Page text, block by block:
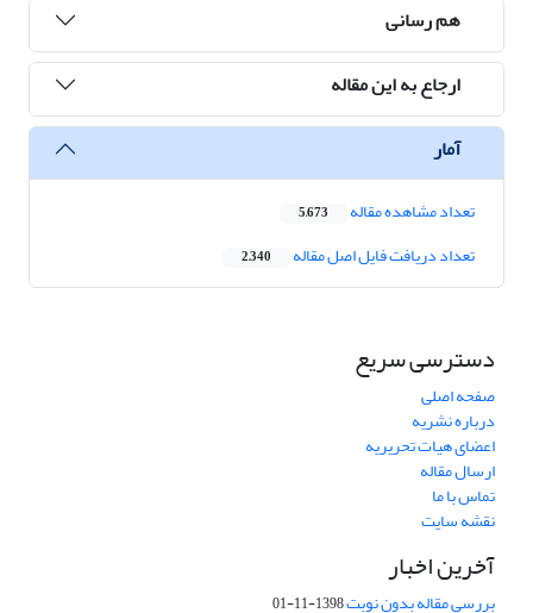
هم رسانی
ارجاع به این مقاله
آمار
تعداد مشاهده مقاله 5,673
تعداد دریافت فایل اصل مقاله 2,340
دسترسی سریع
صفحه اصلی
درباره نشریه
اعضای هیات تحریریه
ارسال مقاله
تماس با ما
نقشه سایت
آخرین اخبار
بررسی مقاله بدون نوبت1398-11-01